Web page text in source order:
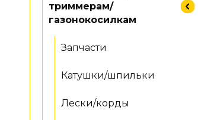
триммерам/
газонокосилкам
Запчасти
Катушки/шпильки
Лески/корды